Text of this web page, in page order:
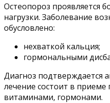
Остеопороз проявляется
нагрузки. Заболевание
обусловлено:
нехваткой кальция;
гормональными
Диагноз подтверждается
лечение состоит в
витаминами, гормонами.